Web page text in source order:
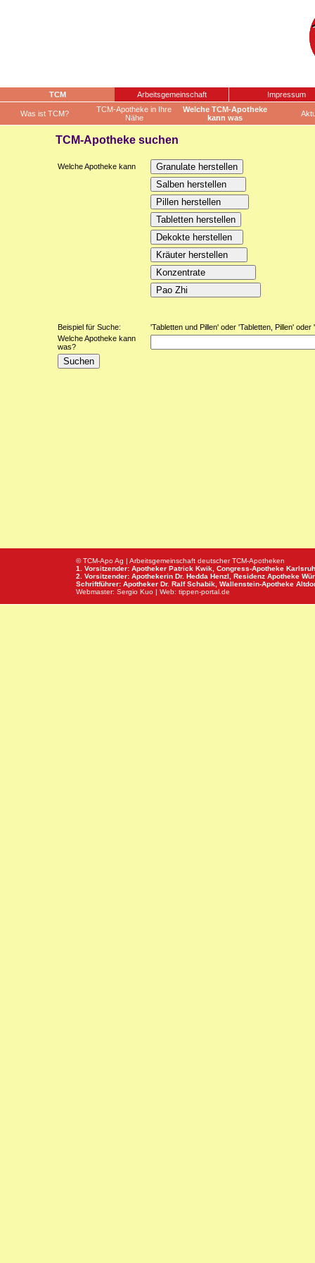
TCM Arbeitsgemeinschaft Impressum
Was ist TCM?
TCM-Apotheke in Ihre
Nähe
Welche TCM-Apotheke
kann was
TCM-Apotheke suchen
Welche Apotheke kann
Beispiel für Suche:
'Tabletten und Pillen' oder 'Tabletten, Pillen'
Welche Apotheke kann
was?
© TCM-Apo Ag | Arbeitsgemeinschaft deutscher TCM-Apotheken
1. Vorsitzender: Apotheker Patrick Kwik, Congress-Apotheke
2. Vorsitzender: Apothekerin Dr. Hedda Henzl, Residenz Apotheke
Schriftführer: Apotheker Dr. Ralf Schabik, Wallenstein-Apotheke
Webmaster: Sergio Kuo | Web: tippen-portal.de